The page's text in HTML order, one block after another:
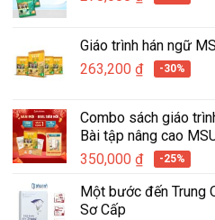
Giáo trình hán ngữ
263,200 ₫ -30%
Combo sách giáo
Bài tập nâng cao
tập viết hán ngữ tích
350,000 ₫ -25%
Một bước đến Trung
Sơ Cấp